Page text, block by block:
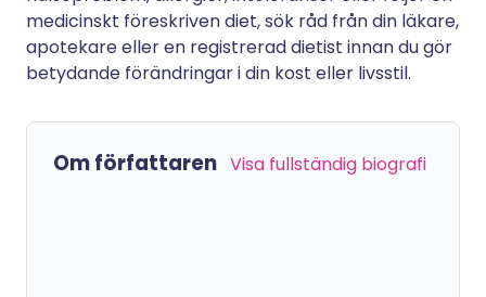
medicinskt föreskriven diet, sök råd från din läkare,
apotekare eller en registrerad dietist innan du gör
betydande förändringar i din kost eller livsstil.
Om författaren Visa fullständig biografi